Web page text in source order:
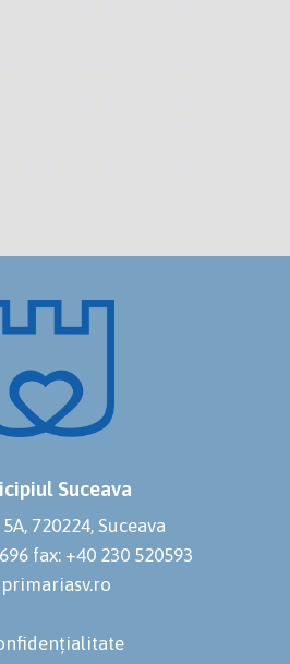
Suceava
720224, Suceava
fax: +40 230 520593